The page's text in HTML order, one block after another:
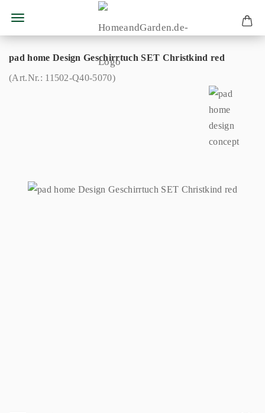
pad home Design Geschirrtuch SET Christkind red
(Art.Nr.: 11502-Q40-5070)